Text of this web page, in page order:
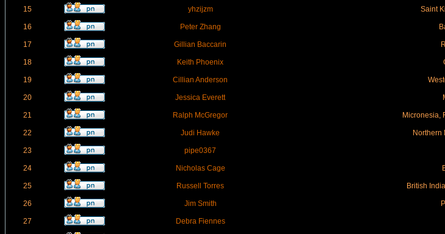
15 yhzijzm Saint
16 Peter Zhang
17 Gillian Baccarin
18 Keith Phoenix
19 Cillian Anderson
20 Jessica Everett
21 Ralph McGregor Micronesia,
22 Judi Hawke Northern
23 pipe0367
24 Nicholas Cage
25 Russell Torres British
26 Jim Smith
27 Debra Fiennes